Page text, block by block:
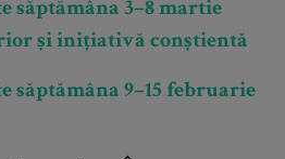
săptămâna 3–8 martie
și inițiativă conștientă
săptămâna 9–15 februarie